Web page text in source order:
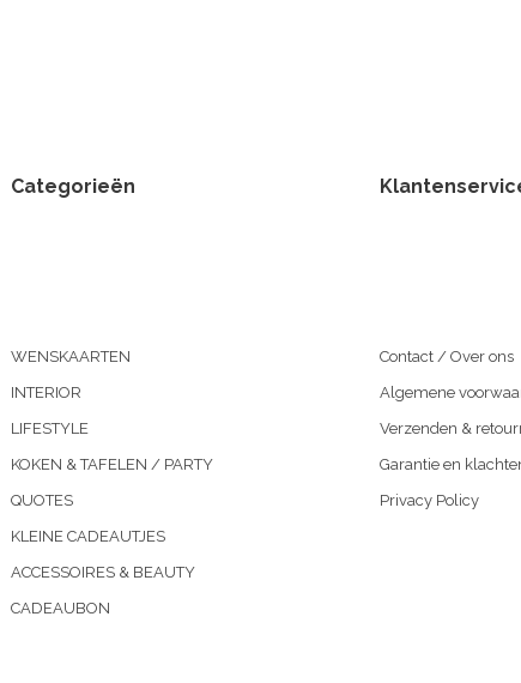
Categorieën
WENSKAARTEN
INTERIOR
LIFESTYLE
KOKEN & TAFELEN / PARTY
QUOTES
KLEINE CADEAUTJES
ACCESSOIRES & BEAUTY
CADEAUBON
Contact / Over ons
Algemene
Verzenden &
Garantie en
Privacy Policy